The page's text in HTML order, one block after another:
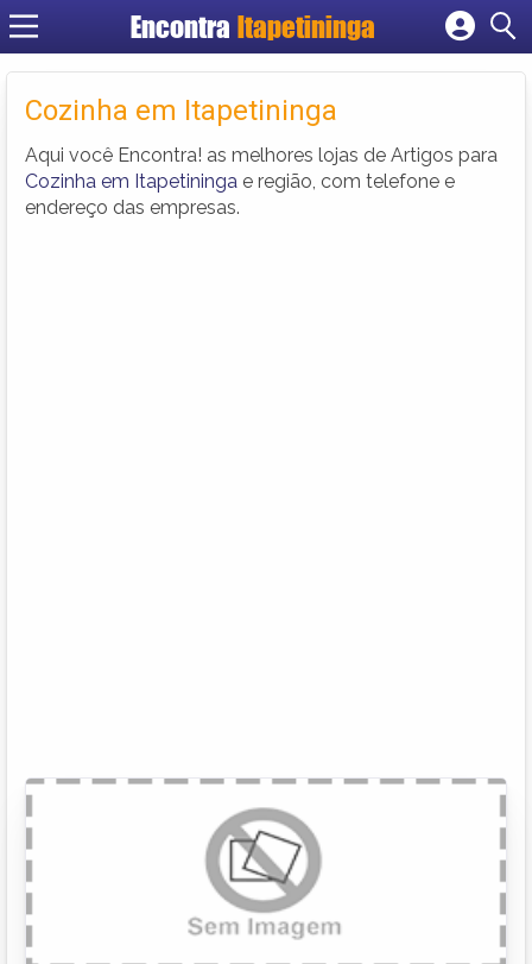
Encontra Itapetininga
Cadastrar empresa
Criar conta
Cozinha em Itapetininga
Aqui você Encontra! as melhores lojas de Artigos para
Cozinha em Itapetininga e região, com telefone e
endereço das empresas.